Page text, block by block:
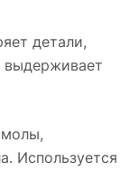
детали,
выдерживает
Используется